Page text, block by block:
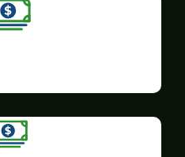
Ilustração